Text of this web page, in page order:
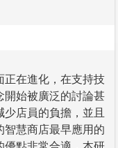
正在進化，在支持技
開始被廣泛的討論甚
店員的負擔，並且
智慧商店最早應用的